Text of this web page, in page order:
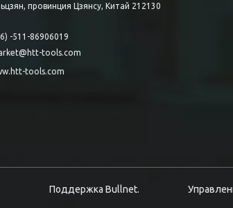
провинция Цзянсу, Китай 212130
-511-86906019
tools.com
tools.com
Поддержка Bullnet.